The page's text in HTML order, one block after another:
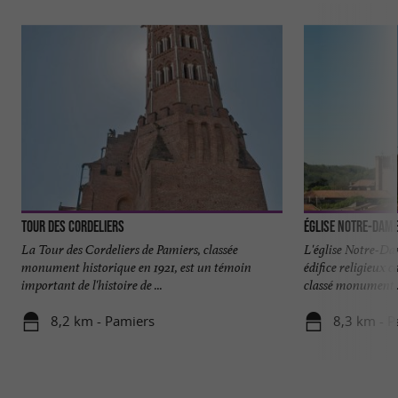
Tour des Cordeliers
La Tour des Cordeliers de Pamiers, classée
monument historique en 1921, est un témoin
important de l'histoire de ...
8,2 km - Pamiers
Église Notre-
L'église Notre-
édifice religieux
classé monument
8,3 km -